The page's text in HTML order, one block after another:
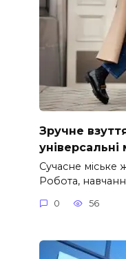
Зручне
Сучасне міське
Робота,
0 56